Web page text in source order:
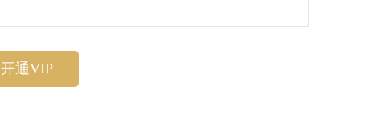
开通VIP